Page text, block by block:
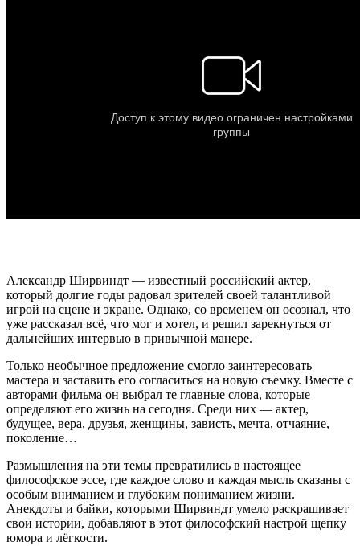
Александр Ширвиндт — известный российский актер,
который долгие годы радовал зрителей своей талантливой
игрой на сцене и экране. Однако, со временем он осознал, что
уже рассказал всё, что мог и хотел, и решил зарекнуться от
дальнейших интервью в привычной манере.
Только необычное предложение смогло заинтересовать
мастера и заставить его согласиться на новую съемку. Вместе с
авторами фильма он выбрал те главные слова, которые
определяют его жизнь на сегодня. Среди них — актер,
будущее, вера, друзья, женщины, зависть, мечта, отчаяние,
поколение…
Размышления на эти темы превратились в настоящее
философское эссе, где каждое слово и каждая мысль сказаны с
особым вниманием и глубоким пониманием жизни.
Анекдоты и байки, которыми Ширвиндт умело раскрашивает
свои истории, добавляют в этот философский настрой щепку
юмора и лёгкости.